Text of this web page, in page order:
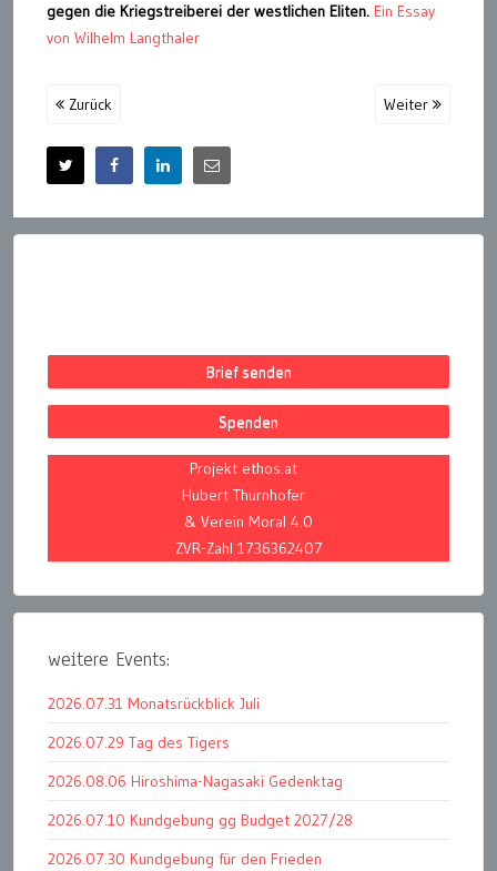
gegen die Kriegstreiberei der westlichen Eliten. Ein Essay
von Wilhelm Langthaler
Zurück Weiter
Brief senden
Spenden
Projekt ethos.at
Hubert Thurnhofer
& Verein Moral 4.0
ZVR-Zahl 1736362407
weitere Events:
2026.07.31 Monatsrückblick Juli
2026.07.29 Tag des Tigers
2026.08.06 Hiroshima-Nagasaki Gedenktag
2026.07.10 Kundgebung gg Budget 2027/28
2026.07.30 Kundgebung für den Frieden